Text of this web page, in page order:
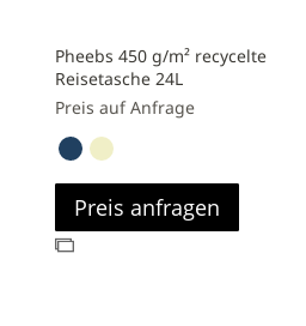
Pheebs 450 g/m² recycelte
Reisetasche 24L
Preis auf Anfrage
Preis anfragen
Zur